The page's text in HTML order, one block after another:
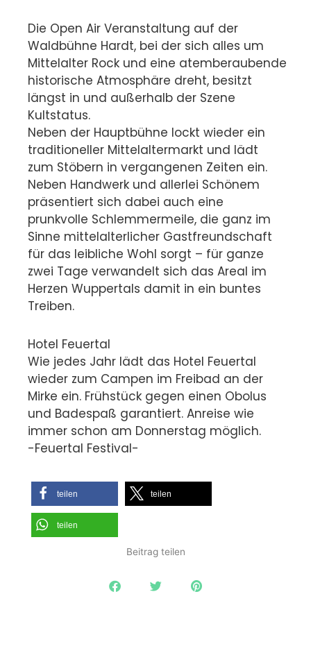
Die Open Air Veranstaltung auf der
Waldbühne Hardt, bei der sich alles um
Mittelalter Rock und eine atemberaubende
historische Atmosphäre dreht, besitzt
längst in und außerhalb der Szene
Kultstatus.
Neben der Hauptbühne lockt wieder ein
traditioneller Mittelaltermarkt und lädt
zum Stöbern in vergangenen Zeiten ein.
Neben Handwerk und allerlei Schönem
präsentiert sich dabei auch eine
prunkvolle Schlemmermeile, die ganz im
Sinne mittelalterlicher Gastfreundschaft
für das leibliche Wohl sorgt – für ganze
zwei Tage verwandelt sich das Areal im
Herzen Wuppertals damit in ein buntes
Treiben.
Hotel Feuertal
Wie jedes Jahr lädt das Hotel Feuertal
wieder zum Campen im Freibad an der
Mirke ein. Frühstück gegen einen Obolus
und Badespaß garantiert. Anreise wie
immer schon am Donnerstag möglich.
-Feuertal Festival-
teilen teilen
teilen
Beitrag teilen